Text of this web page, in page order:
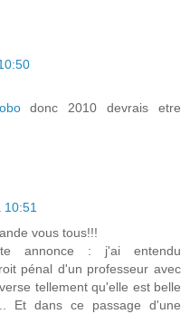
donc 2010 devrais etre
vous tous!!!
annonce : j'ai entendu
pénal d'un professeur avec
tellement qu'elle est belle
Et dans ce passage d'une